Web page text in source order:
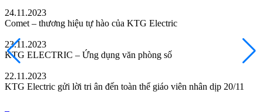
24.11.2023
Comet – thương hiệu tự hào của KTG Electric
23.11.2023
KTG ELECTRIC – Ứng dụng văn phòng số
22.11.2023
KTG Electric gửi lời tri ân đến toàn thể giáo viên nhân dịp 20/11